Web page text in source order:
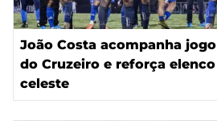
João Costa acompanha jogo
do Cruzeiro e reforça elenco
celeste